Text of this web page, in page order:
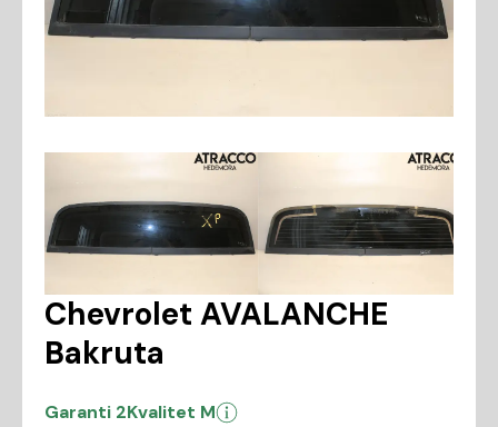
Chevrolet AVALANCHE
Bakruta
Garanti 2Kvalitet M